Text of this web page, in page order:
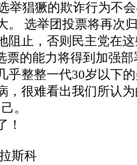
举猖獗的欺诈行为不
。 选举团投票将再次
阻止，否则民主党在
票的能力将得到加强部
乎整整一代30岁以下
，很难看出我们所认
。
！
斯科